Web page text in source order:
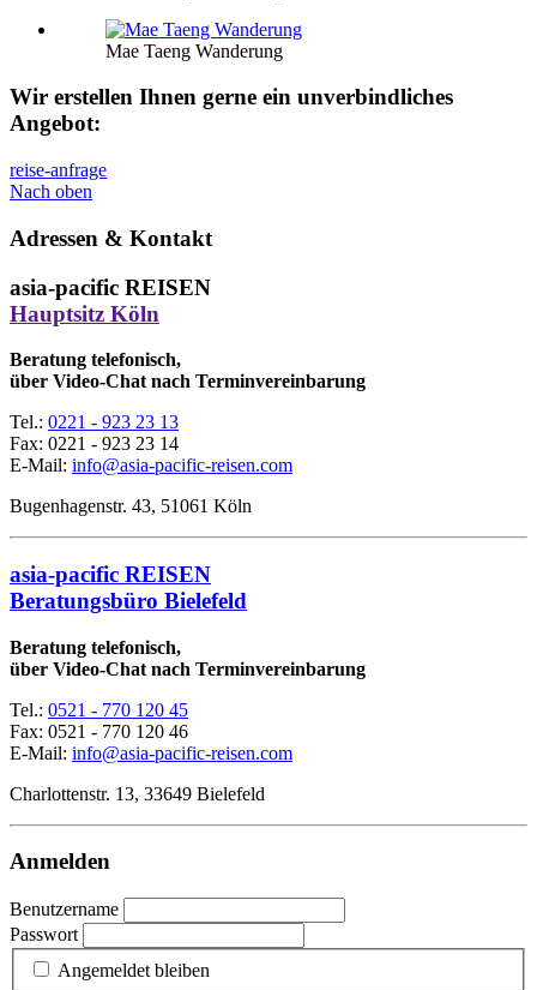
Mae Taeng Wanderung
Wir erstellen Ihnen gerne ein unverbindliches
Angebot:
reise-anfrage
Nach oben
Adressen & Kontakt
asia-pacific REISEN
Hauptsitz Köln
Beratung telefonisch,
über Video-Chat nach Terminvereinbarung
Tel.: 0221 - 923 23 13
Fax: 0221 - 923 23 14
E-Mail: info@asia-pacific-reisen.com
Bugenhagenstr. 43, 51061 Köln
asia-pacific REISEN
Beratungsbüro Bielefeld
Beratung telefonisch,
über Video-Chat nach Terminvereinbarung
Tel.: 0521 - 770 120 45
Fax: 0521 - 770 120 46
E-Mail: info@asia-pacific-reisen.com
Charlottenstr. 13, 33649 Bielefeld
Anmelden
Benutzername
Passwort
Angemeldet bleiben